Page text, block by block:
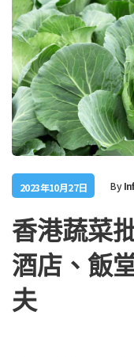
2023年10月27日 By
香港蔬菜
酒店、飯
夫